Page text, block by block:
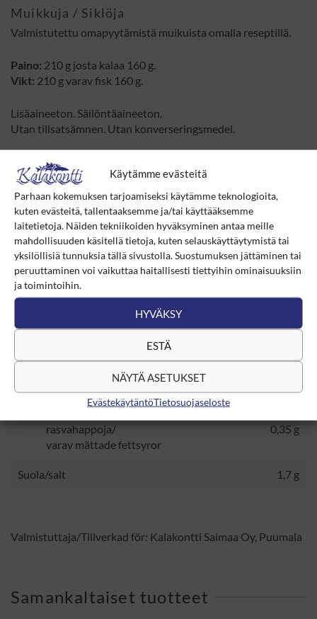
Käytämme evästeitä
Parhaan kokemuksen tarjoamiseksi käytämme teknologioita,
kuten evästeitä, tallentaaksemme ja/tai käyttääksemme
laitetietoja. Näiden tekniikoiden hyväksyminen antaa meille
mahdollisuuden käsitellä tietoja, kuten selauskäyttäytymistä tai
yksilöllisiä tunnuksia tällä sivustolla. Suostumuksen jättäminen tai
peruuttaminen voi vaikuttaa haitallisesti tiettyihin ominaisuuksiin
ja toimintoihin.
HYVÄKSY
ESTÄ
NÄYTÄ ASETUKSET
EvästekäytäntöTietosuojaseloste
Muikkuja / Siklöja
Valmistutettu omapyytämistä muikuista omalla reseptillä.
Paino: 210 g josta kalaa 160 g.
Vikt: 210 g varav fisk 160 g.
Lisäaineeton. Säilöntäaineeton.
Utan tillsatsämnen. Utan konverseringsmedel.
Säilytys:Avaamattomana huoneenlämmössä kuivassa
paikassa, avattuna alle +6 C.
Förvaras:Oöppnad i rumstemperatur på tortt ställe, öppnad
under +6 C.
Ravintosisältö/Näringsvärde 100 g
Energia/energi
580 kJ / 138
rasvahappoja/
varav mättade fettsyror
0,35 g
Suola/salt 1,7 g
Valmistuttaja/Tillverkad för: Kalakontti Saimaa Oy, Puumala
Samankaltaiset tuotteet